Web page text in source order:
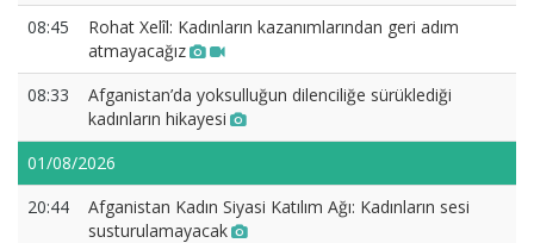
08:45
Rohat Xelîl: Kadınların kazanımlarından geri adım
atmayacağız
08:33
Afganistan’da yoksulluğun dilenciliğe sürüklediği
kadınların hikayesi
01/08/2026
20:44
Afganistan Kadın Siyasi Katılım Ağı: Kadınların sesi
susturulamayacak